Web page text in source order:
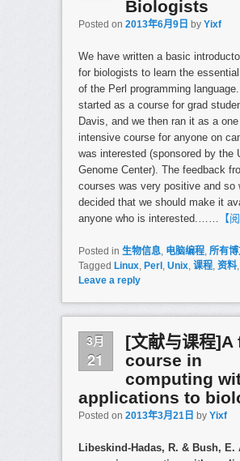
Biologists
Posted on 2013年6月9日 by Yixf
We have written a basic
for biologists to learn the
of the Perl programming
started as a course for grad
Davis, and we then ran it as a
intensive course for anyone on
was interested (sponsored by the
Genome Center). The feedback
courses was very positive and so
decided that we should make it
anyone who is interested.……
【
Posted in 生物信息, 电脑编程, 所有博
Tagged Linux, Perl, Unix, 课程, 资料,
Leave a reply
3月
21
[文献与课程
course in
computing
applications to
Posted on 2013年3月21日 by Yixf
Libeskind-Hadas, R. & Bush, E.